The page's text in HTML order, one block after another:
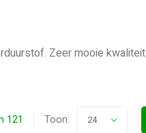
Zeer mooie kwaliteit
121 Toon: 24